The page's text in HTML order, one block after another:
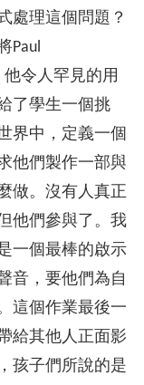
處理這個問題？
Paul
他令人罕見的用
了學生一個挑
界中，定義一個
他們製作一部與
做。沒有人真正
他們參與了。我
一個最棒的啟示
音，要他們為自
這個作業最後一
給其他人正面影
孩子們所說的是